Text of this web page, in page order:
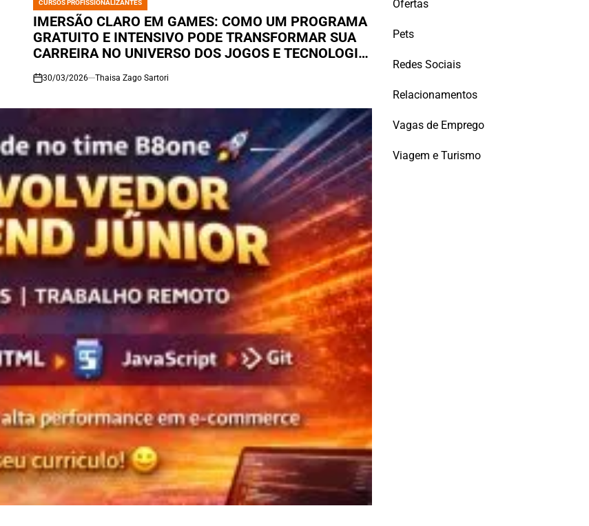
POSTED
IN
CURSOS PROFISSIONALIZANTES
IMERSÃO CLARO EM GAMES: COMO UM PROGRAMA
GRATUITO E INTENSIVO PODE TRANSFORMAR SUA
CARREIRA NO UNIVERSO DOS JOGOS E TECNOLOGIA
EM APENAS 10 SEMANAS
on
30/03/2026 Thaisa Zago Sartori
Ofertas
Pets
Redes Sociais
Relacionamentos
Vagas de Emprego
Viagem e Turismo